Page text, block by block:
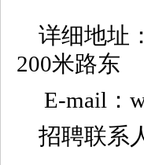
详细地址
E-mail
招聘联系